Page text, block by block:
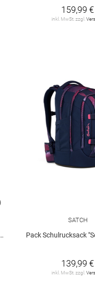
159,99 €
inkl. MwSt. zzgl.
ZUR WUNSCHLISTE
SATCH
Pack Schulrucksack
139,99 €
inkl. MwSt. zzgl.